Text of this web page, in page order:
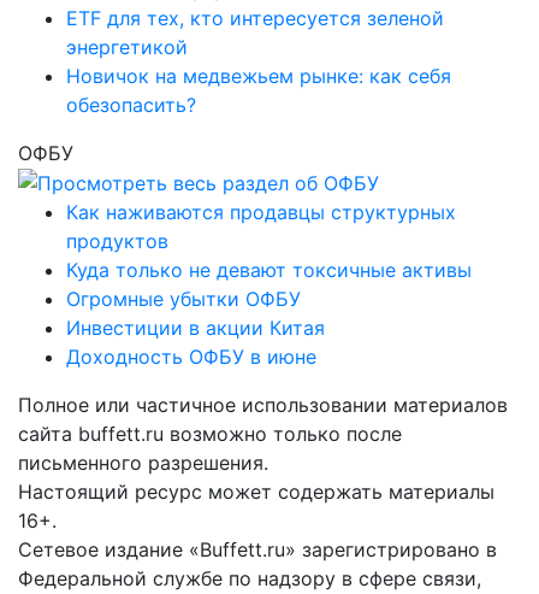
ETF для тех, кто интересуется зеленой
энергетикой
Новичок на медвежьем рынке: как себя
обезопасить?
ОФБУ
Как наживаются продавцы структурных
продуктов
Куда только не девают токсичные активы
Огромные убытки ОФБУ
Инвестиции в акции Китая
Доходность ОФБУ в июне
Полное или частичное использовании материалов
сайта buffett.ru возможно только после
письменного разрешения.
Настоящий ресурс может содержать материалы
16+.
Сетевое издание «Buffett.ru» зарегистрировано в
Федеральной службе по надзору в сфере связи,